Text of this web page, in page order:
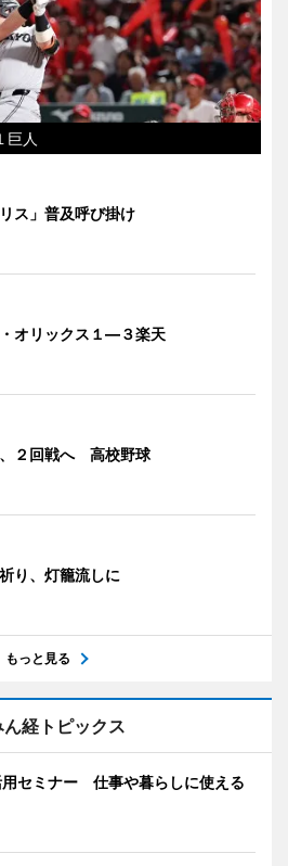
巨人
リス」普及呼び掛け
オリックス１―３楽天
２回戦へ 高校野球
り、灯籠流しに
もっと見る
ん経トピックス
セミナー 仕事や暮らしに使える